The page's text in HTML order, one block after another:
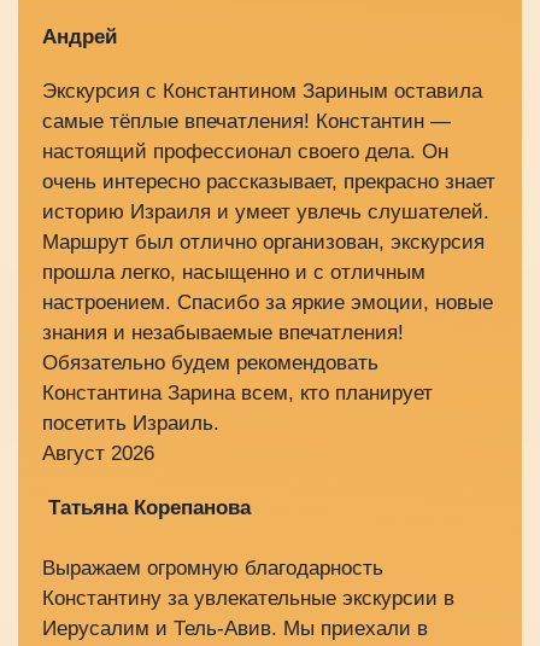
Андрей
Экскурсия с Константином Зариным оставила
самые тёплые впечатления! Константин —
настоящий профессионал своего дела. Он
очень интересно рассказывает, прекрасно знает
историю Израиля и умеет увлечь слушателей.
Маршрут был отлично организован, экскурсия
прошла легко, насыщенно и с отличным
настроением. Спасибо за яркие эмоции, новые
знания и незабываемые впечатления!
Обязательно будем рекомендовать
Константина Зарина всем, кто планирует
посетить Израиль.
Август 2026
Татьяна Корепанова
Выражаем огромную благодарность
Константину за увлекательные экскурсии в
Иерусалим и Тель-Авив. Мы приехали в